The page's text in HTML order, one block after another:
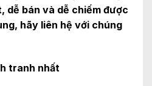
dễ bán và dễ chiếm được
hãy liên hệ với chúng
tranh nhất